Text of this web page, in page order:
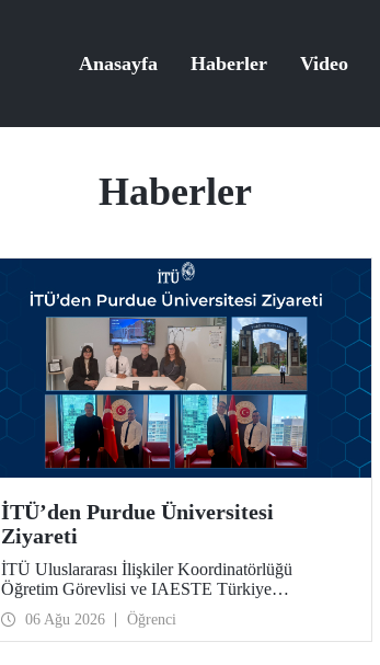
Anasayfa Haberler Video
Haberler
İTÜ’den Purdue Üniversitesi
Ziyareti
İTÜ Uluslararası İlişkiler Koordinatörlüğü
Öğretim Görevlisi ve IAESTE Türkiye
Sorumlusu Cahit Okan, akademik ilişkileri ve iş
birliğini geliştirmek amacıyla 20-27 Temmuz
tarihlerinde ABD’de dünyanın önde gelen
06 Ağu 2026 Öğrenci